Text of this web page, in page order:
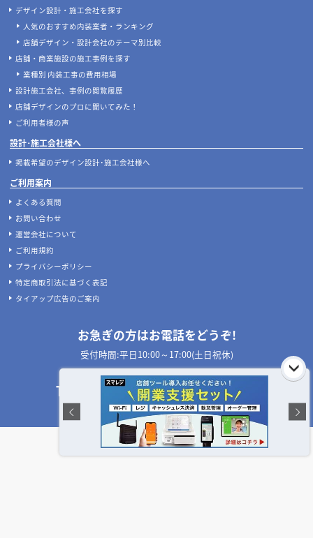
デザイン設計・施工会社を探す
人気のおすすめ内装業者・ランキング
店舗デザイン・設計会社のテーマ別比較
店舗・商業施設の施工事例を探す
業種別 内装工事の費用相場
設計施工会社、事例の閲覧履歴
店舗デザインのプロに聞いてみた！
ご利用者様の声
設計･施工会社様へ
掲載希望のデザイン設計･施工会社様へ
ご利用案内
よくある質問
お問い合わせ
運営会社について
ご利用規約
プライバシーポリシー
特定商取引法に基づく表記
タイアップ広告のご案内
お急ぎの方はお電話をどうぞ!
受付時間:平日10:00～17:00(土日祝休)
TEL: 050-3533-1265
店舗設計施工.com 公式SNS